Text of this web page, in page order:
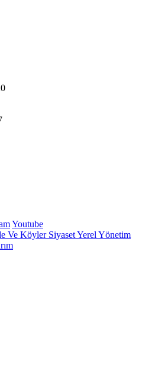
Youtube
Ve KöylerSiyasetYerel Yönetim